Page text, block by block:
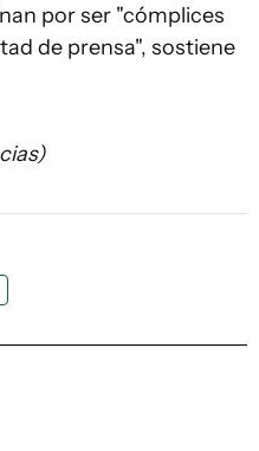
por ser "cómplices
de prensa", sostiene